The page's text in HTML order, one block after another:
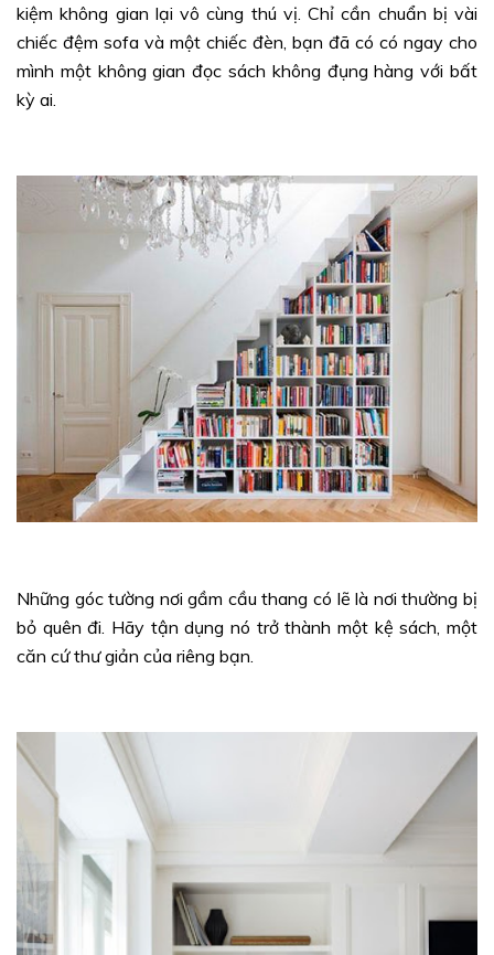
kiệm không gian lại vô cùng thú vị. Chỉ cần chuẩn bị vài
chiếc đệm sofa và một chiếc đèn, bạn đã có có ngay cho
mình một không gian đọc sách không đụng hàng với bất
kỳ ai.
Những góc tường nơi gầm cầu thang có lẽ là nơi thường bị
bỏ quên đi. Hãy tận dụng nó trở thành một kệ sách, một
căn cứ thư giản của riêng bạn.